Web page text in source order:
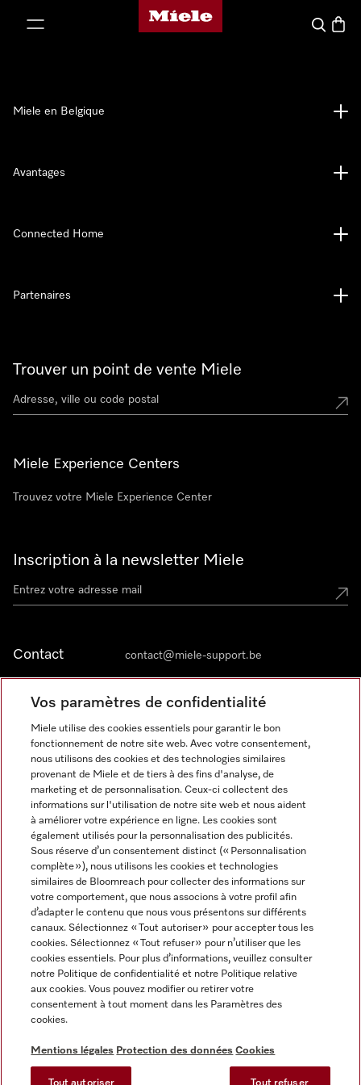
Page d'accueil de Miele
Search
Trouver un point de vente Miele
Miele Experience Centers
Trouvez votre Miele Experience Center
Inscription à la newsletter Miele
Contact contact@miele-support.be
Langue
FRANÇAIS
Miele en Belgique
Avantages
Connected Home
Partenaires
Informations légales
CGV
Protection des données
Conditions d’utilisation
Digital Services Act
Miele sur Facebook
Miele sur Youtube
Miele sur Instagram
Miele sur Pinterest
Vos paramètres de confidentialité
Miele utilise des cookies essentiels pour garantir le bon
fonctionnement de notre site web. Avec votre consentement,
nous utilisons des cookies et des technologies similaires
provenant de Miele et de tiers à des fins d'analyse, de
marketing et de personnalisation. Ceux-ci collectent des
informations sur l'utilisation de notre site web et nous aident
à améliorer votre expérience en ligne. Les cookies sont
également utilisés pour la personnalisation des publicités.
Sous réserve d’un consentement distinct (« Personnalisation
complète »), nous utilisons les cookies et technologies
similaires de Bloomreach pour collecter des informations sur
votre comportement, que nous associons à votre profil afin
d’adapter le contenu que nous vous présentons sur différents
canaux. Sélectionnez « Tout autoriser » pour accepter tous les
cookies. Sélectionnez « Tout refuser » pour n’utiliser que les
cookies essentiels. Pour plus d’informations, veuillez consulter
notre Politique de confidentialité et notre Politique relative
aux cookies. Vous pouvez modifier ou retirer votre
consentement à tout moment dans les Paramètres des
cookies.
Mentions légales Protection des données Cookies